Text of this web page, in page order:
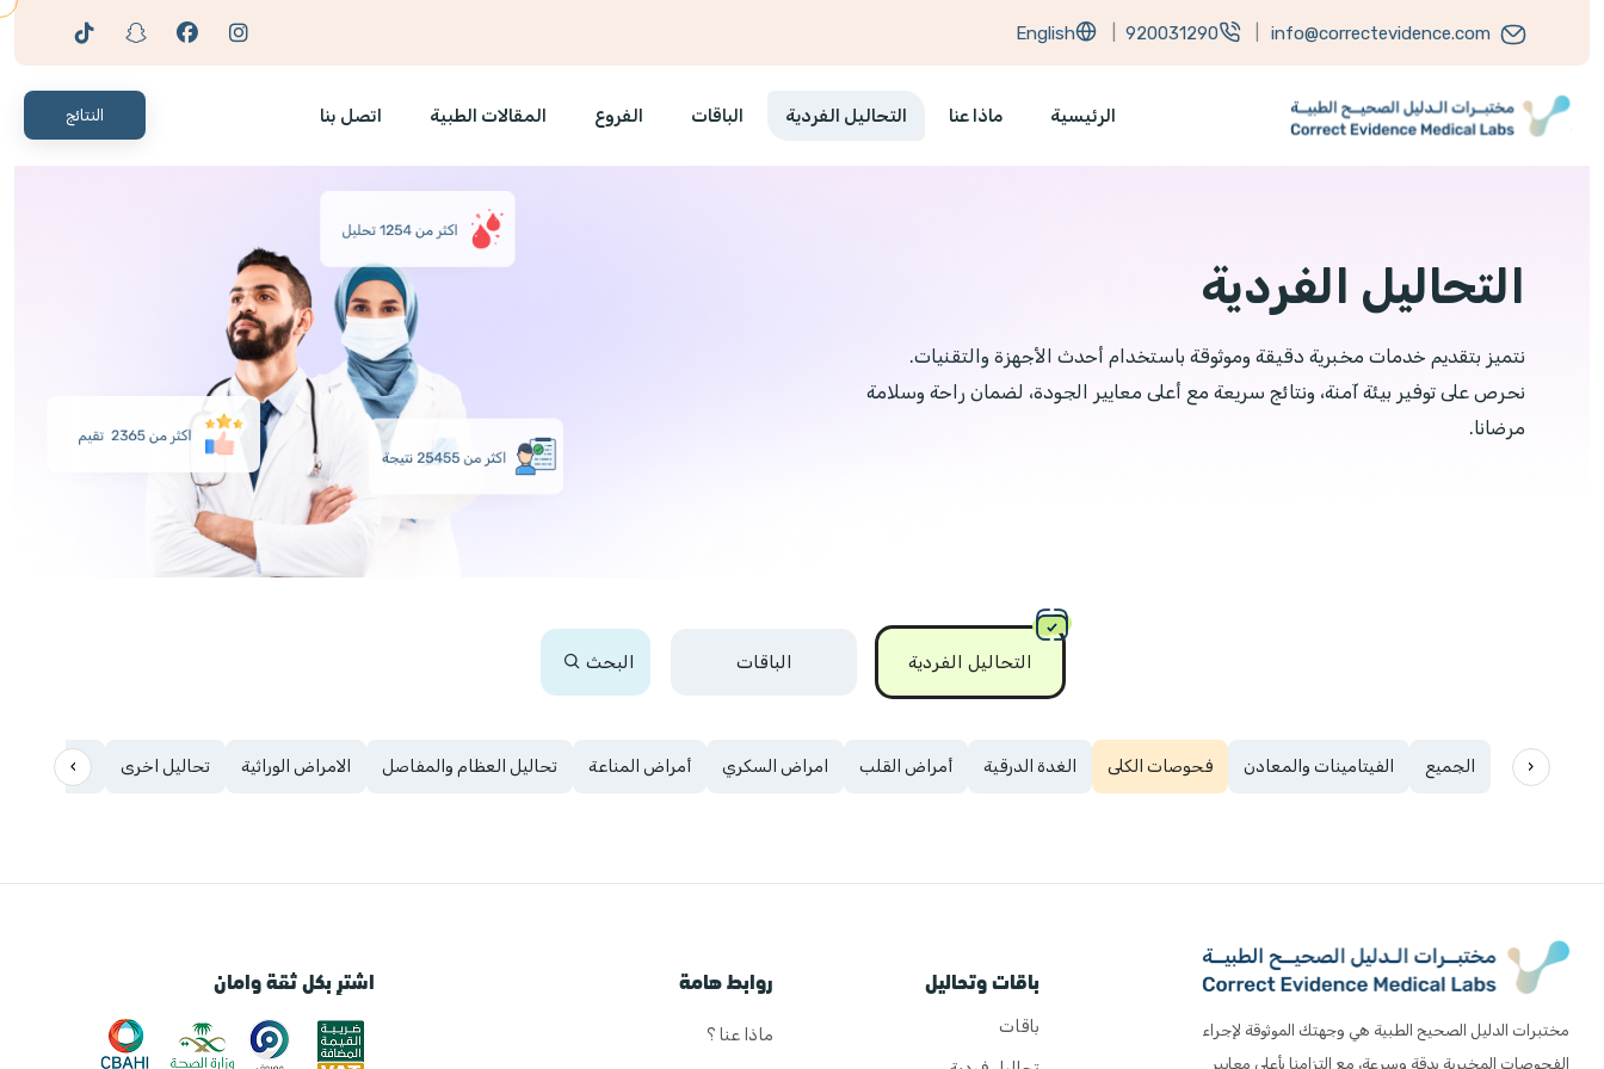
info@correctevidence.com
920031290
English
الرئيسية ماذا عنا التحاليل الفردية الباقات الفروع المقالات الطبية اتصل بنا النتائج
التحاليل الفردية
نتميز بتقديم خدمات مخبرية دقيقة وموثوقة باستخدام أحدث الأجهزة والتقنيات.
نحرص على توفير بيئة آمنة، ونتائج سريعة مع أعلى معايير الجودة، لضمان راحة وسلامة
مرضانا.
التحاليل الفردية الباقات البحث
› ‹ الجميع الفيتامينات والمعادن فحوصات الكلى الغدة الدرقية أمراض القلب امراض السكري أمراض المناعة تحاليل العظام والمفاصل الامراض الوراثية تحاليل اخرى الفيروسات
مختبرات الدليل الصحيح الطبية هي وجهتك الموثوقة لإجراء
الفحوصات المخبرية بدقة وسرعة، مع التزامنا بأعلى معايير
باقات وتحاليل
باقات
روابط هامة
ماذا عنا ؟
اشترِ بكل ثقة وامان